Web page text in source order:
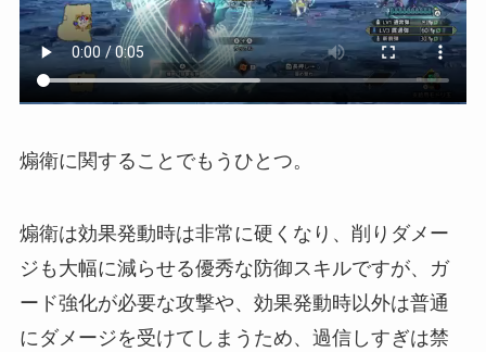
煽衛に関することでもうひとつ。
煽衛は効果発動時は非常に硬くなり、削りダメー
ジも大幅に減らせる優秀な防御スキルですが、ガ
ード強化が必要な攻撃や、効果発動時以外は普通
にダメージを受けてしまうため、過信しすぎは禁